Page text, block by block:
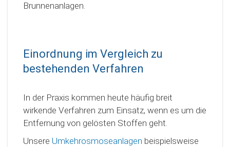
Brunnenanlagen.
Einordnung im Vergleich zu
bestehenden Verfahren
In der Praxis kommen heute häufig breit
wirkende Verfahren zum Einsatz, wenn es um die
Entfernung von gelösten Stoffen geht.
Unsere Umkehrosmoseanlagen beispielsweise